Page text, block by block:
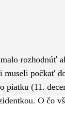
rozhodnúť
počkať
(11.
O čo